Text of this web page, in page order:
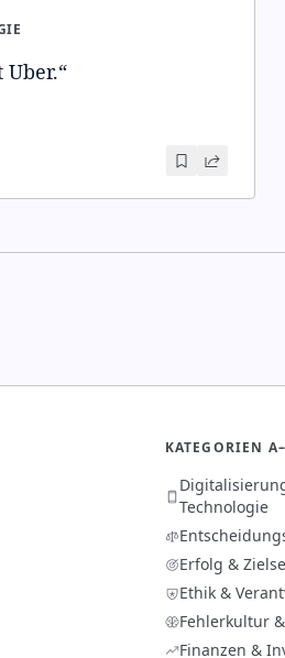
Uber.“
KATEGORIEN
Technologie
Erfolg &
Ethik &
Fehlerkultur
Finanzen &